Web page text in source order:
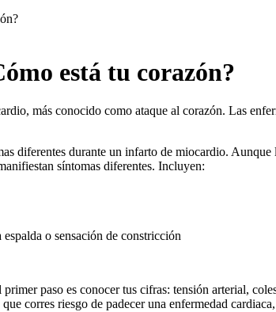
está tu corazón?
más conocido como ataque al corazón. Las
diferentes durante un infarto de miocardio.
síntomas diferentes. Incluyen:
o sensación de constricción
paso es conocer tus cifras: tensión arterial,
corres riesgo de padecer una enfermedad